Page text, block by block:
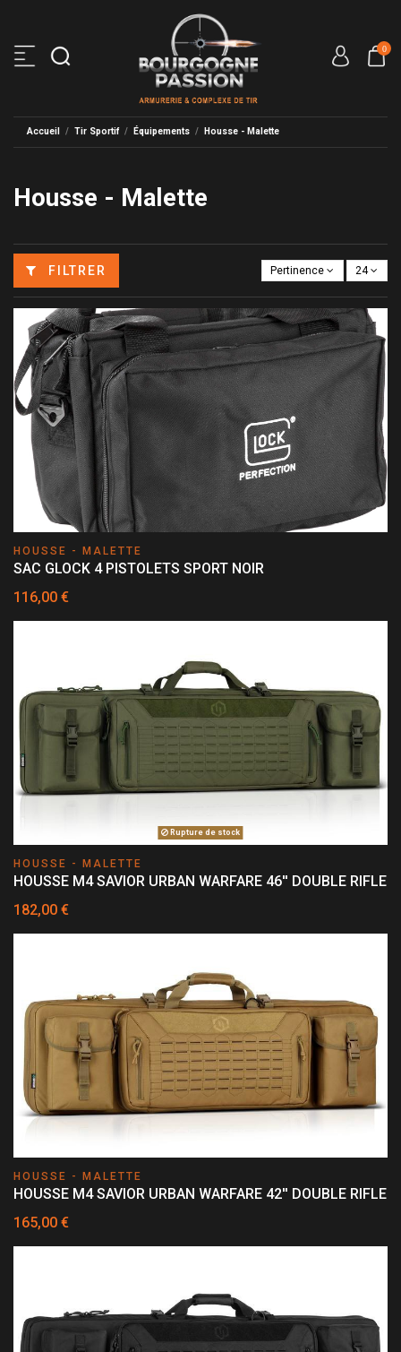
0
Accueil Tir Sportif Équipements Housse - Malette
Housse - Malette
FILTRER Pertinence 24
HOUSSE - MALETTE
SAC GLOCK 4 PISTOLETS SPORT NOIR
116,00 €
Rupture de stock
HOUSSE - MALETTE
HOUSSE M4 SAVIOR URBAN WARFARE 46'' DOUBLE RIFLE
182,00 €
HOUSSE - MALETTE
HOUSSE M4 SAVIOR URBAN WARFARE 42'' DOUBLE RIFLE
165,00 €